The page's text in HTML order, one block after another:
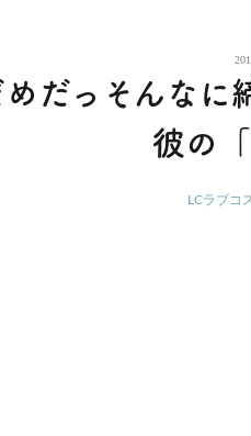
だっそんな
彼の
LCラブコ